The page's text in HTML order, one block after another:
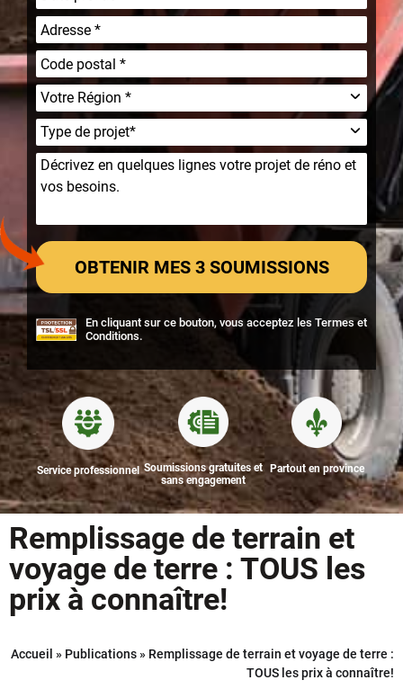
En cliquant sur ce bouton, vous acceptez les Termes et
Conditions.
Service professionnel Soumissions gratuites et
sans engagement
Partout en province
Remplissage de terrain et
voyage de terre : TOUS les
prix à connaître!
Accueil » Publications » Remplissage de terrain et voyage de terre :
TOUS les prix à connaître!